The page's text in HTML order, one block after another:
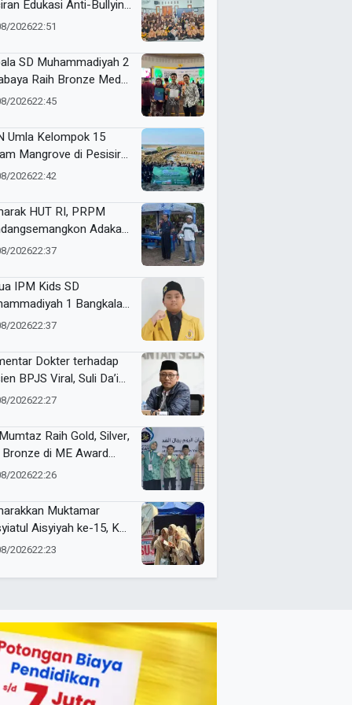
Edukasi Anti-Bullying
Tamanprijek,
202622:51
SD Muhammadiyah 2
Raih Bronze Medal
Award 2026
202622:45
Umla Kelompok 15
Mangrove di Pesisir
Dorong Warga Jaga
202622:42
HUT RI, PRPM
Adakan
Kemerdekaan 2026
202622:37
IPM Kids SD
1 Bangkalan
Gold Medal ME Award
202622:37
Dokter terhadap
BPJS Viral, Suli Da’im:
Lukai Kepercayaan
202622:27
Raih Gold, Silver,
di ME Award
202622:26
Muktamar
Aisyiyah ke-15, KL
NA Jawa Timur
Foto Cermin Cembung
202622:23